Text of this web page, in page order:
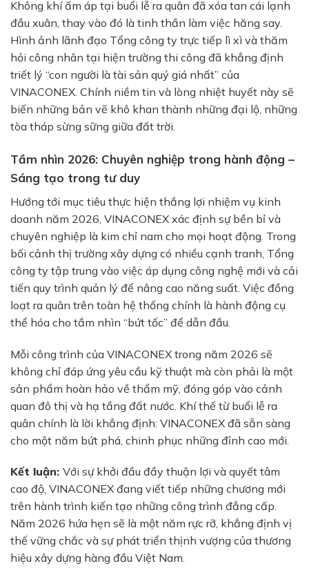
Không khí ấm áp tại buổi lễ ra quân đã xóa tan cái lạnh
đầu xuân, thay vào đó là tinh thần làm việc hăng say.
Hình ảnh lãnh đạo Tổng công ty trực tiếp lì xì và thăm
hỏi công nhân tại hiện trường thi công đã khẳng định
triết lý “con người là tài sản quý giá nhất” của
VINACONEX. Chính niềm tin và lòng nhiệt huyết này sẽ
biến những bản vẽ khô khan thành những đại lộ, những
tòa tháp sừng sững giữa đất trời.
Tầm nhìn 2026: Chuyên nghiệp trong hành động –
Sáng tạo trong tư duy
Hướng tới mục tiêu thực hiện thắng lợi nhiệm vụ kinh
doanh năm 2026, VINACONEX xác định sự bền bỉ và
chuyên nghiệp là kim chỉ nam cho mọi hoạt động. Trong
bối cảnh thị trường xây dựng có nhiều cạnh tranh, Tổng
công ty tập trung vào việc áp dụng công nghệ mới và cải
tiến quy trình quản lý để nâng cao năng suất. Việc đồng
loạt ra quân trên toàn hệ thống chính là hành động cụ
thể hóa cho tầm nhìn “bứt tốc” để dẫn đầu.
Mỗi công trình của VINACONEX trong năm 2026 sẽ
không chỉ đáp ứng yêu cầu kỹ thuật mà còn phải là một
sản phẩm hoàn hảo về thẩm mỹ, đóng góp vào cảnh
quan đô thị và hạ tầng đất nước. Khí thế từ buổi lễ ra
quân chính là lời khẳng định: VINACONEX đã sẵn sàng
cho một năm bứt phá, chinh phục những đỉnh cao mới.
Kết luận: Với sự khởi đầu đầy thuận lợi và quyết tâm
cao độ, VINACONEX đang viết tiếp những chương mới
trên hành trình kiến tạo những công trình đẳng cấp.
Năm 2026 hứa hẹn sẽ là một năm rực rỡ, khẳng định vị
thế vững chắc và sự phát triển thịnh vượng của thương
hiệu xây dựng hàng đầu Việt Nam.